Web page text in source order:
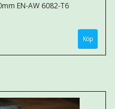
EN-AW 6082-T6
Köp